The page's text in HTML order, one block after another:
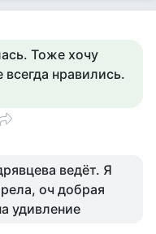
Тоже хочу
нравились.
ведёт. Я
оч добрая
удивление